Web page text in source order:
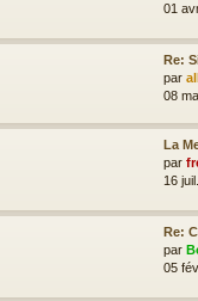
01
Re:
par
08
La
par
16
Re:
par
05